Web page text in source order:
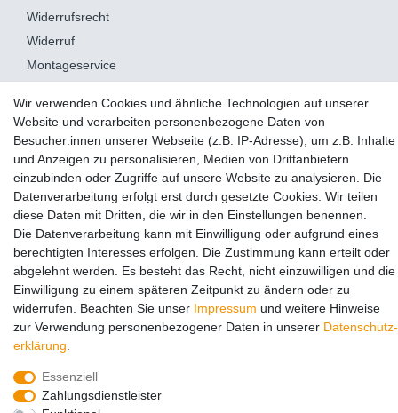
Widerrufsrecht
Widerruf
Montageservice
AUSGEZEICHNET .org
Kundenbewertungen
SEHR GUT
4.98/ 5.00
13.355 Bewertungen
amazon.de
Hinweis zu den Bewertungen
© Copyright 2024 Hang-it e.K.. Alle Rechte vorbehalten.
Wir verwenden Cookies und ähnliche Technologien auf unserer
Website und verarbeiten personenbezogene Daten von
Besucher:innen unserer Webseite (z.B. IP-Adresse), um z.B. Inhalte
und Anzeigen zu personalisieren, Medien von Drittanbietern
einzubinden oder Zugriffe auf unsere Website zu analysieren. Die
Datenverarbeitung erfolgt erst durch gesetzte Cookies. Wir teilen
diese Daten mit Dritten, die wir in den Einstellungen benennen.
Die Datenverarbeitung kann mit Einwilligung oder aufgrund eines
berechtigten Interesses erfolgen. Die Zustimmung kann erteilt oder
abgelehnt werden. Es besteht das Recht, nicht einzuwilligen und die
Einwilligung zu einem späteren Zeitpunkt zu ändern oder zu
widerrufen. Beachten Sie unser Impressum und weitere Hinweise
zur Verwendung personenbezogener Daten in unserer Daten­schutz­
erklärung
Essenziell
Zahlungsdienstleister